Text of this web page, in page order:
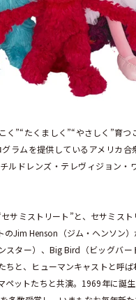
”“たくましく”“やさしく”育
ラムを提供しているアメリカ
ドレンズ・テレヴィジョン・
サミストリート”と、セサミス
Jim Henson（ジム・ヘンソン
ター）、Big Bird（ビッグバー
と、ヒューマンキャストと呼
ットたちと共演。1969年に誕